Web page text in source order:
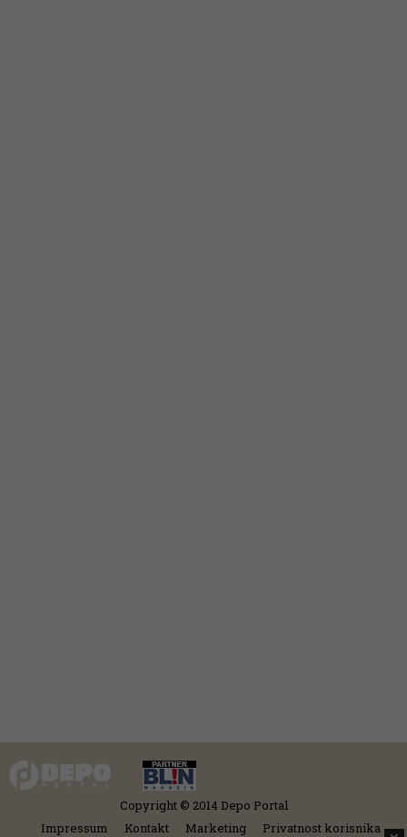
Copyright © 2014 Depo Portal
Impressum
Kontakt Marketing Privatnost korisnika